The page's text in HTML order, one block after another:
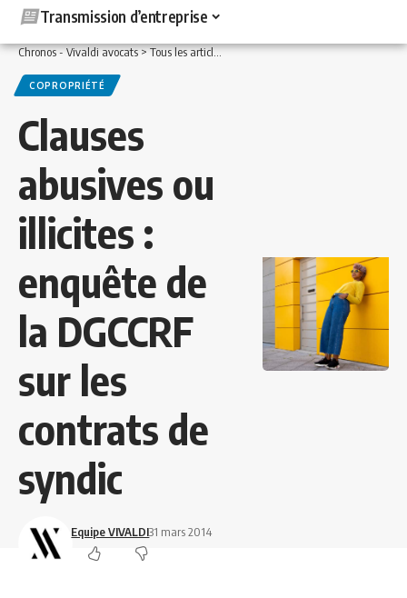
Transmission d’entreprise
Chronos - Vivaldi avocats>Tous les articles >Immobilier>Copropriété>Clauses
COPROPRIÉTÉ
Clauses
abusives ou
illicites :
enquête de
la DGCCRF
sur les
contrats de
syndic
Equipe VIVALDI31 mars 2014